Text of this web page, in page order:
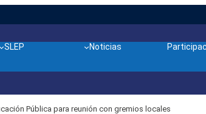
SLEP Noticias
Pública para reunión con gremios locales